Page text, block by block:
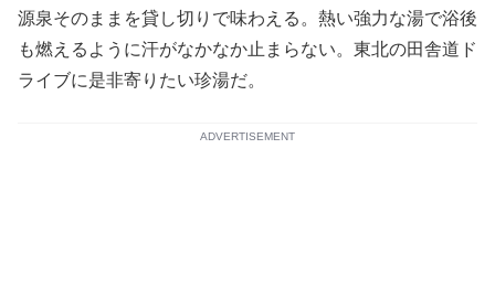
源泉そのままを貸し切りで味わえる。熱い強力な湯で浴後
も燃えるように汗がなかなか止まらない。東北の田舎道ド
ライブに是非寄りたい珍湯だ。
ADVERTISEMENT